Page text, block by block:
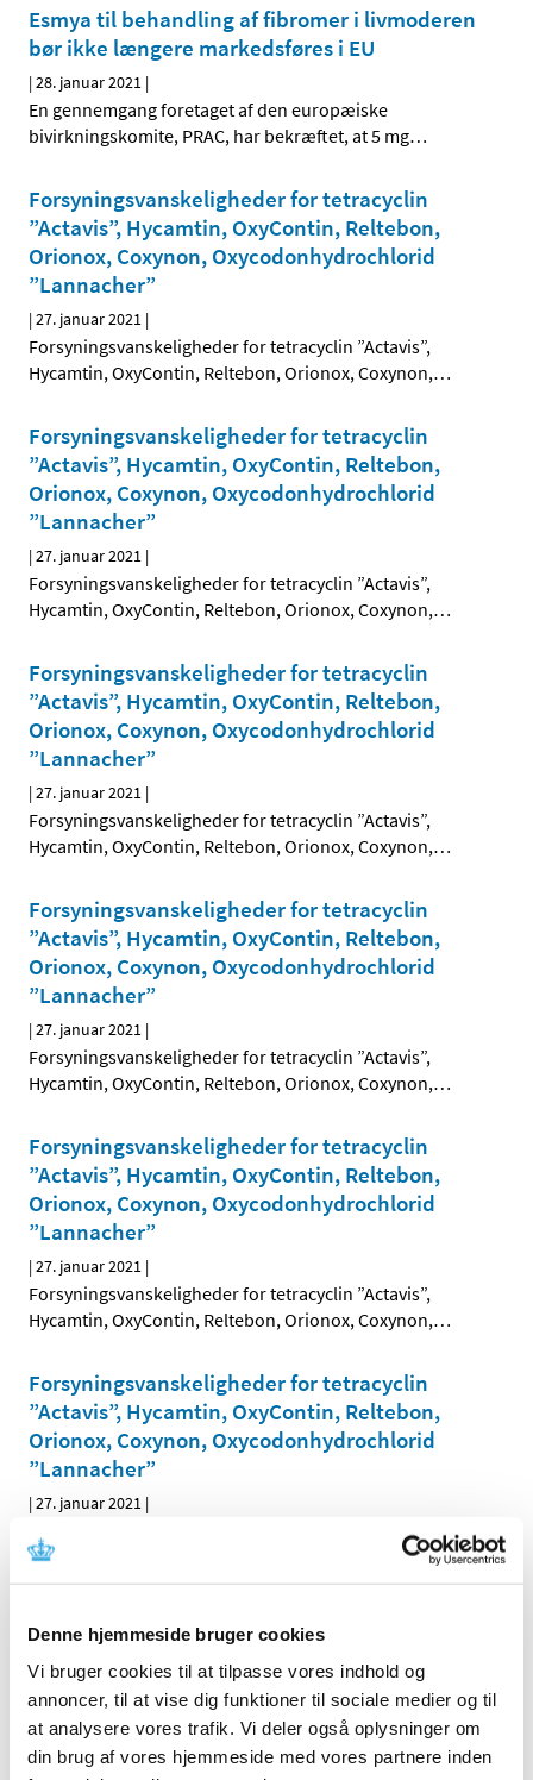
Denne hjemmeside bruger cookies
Vi bruger cookies til at tilpasse vores indhold og
annoncer, til at vise dig funktioner til sociale medier og til
at analysere vores trafik. Vi deler også oplysninger om
din brug af vores hjemmeside med vores partnere inden
Esmya til behandling af fibromer i livmoderen
bør ikke længere markedsføres i EU
|28. januar 2021 |
En gennemgang foretaget af den europæiske
bivirkningskomite, PRAC, har bekræftet, at 5 mg…
Forsyningsvanskeligheder for tetracyclin
”Actavis”, Hycamtin, OxyContin, Reltebon,
Orionox, Coxynon, Oxycodonhydrochlorid
”Lannacher”
|27. januar 2021 |
Forsyningsvanskeligheder for tetracyclin ”Actavis”,
Hycamtin, OxyContin, Reltebon, Orionox, Coxynon,…
Forsyningsvanskeligheder for tetracyclin
”Actavis”, Hycamtin, OxyContin, Reltebon,
Orionox, Coxynon, Oxycodonhydrochlorid
”Lannacher”
|27. januar 2021 |
Forsyningsvanskeligheder for tetracyclin ”Actavis”,
Hycamtin, OxyContin, Reltebon, Orionox, Coxynon,…
Forsyningsvanskeligheder for tetracyclin
”Actavis”, Hycamtin, OxyContin, Reltebon,
Orionox, Coxynon, Oxycodonhydrochlorid
”Lannacher”
|27. januar 2021 |
Forsyningsvanskeligheder for tetracyclin ”Actavis”,
Hycamtin, OxyContin, Reltebon, Orionox, Coxynon,…
Forsyningsvanskeligheder for tetracyclin
”Actavis”, Hycamtin, OxyContin, Reltebon,
Orionox, Coxynon, Oxycodonhydrochlorid
”Lannacher”
|27. januar 2021 |
Forsyningsvanskeligheder for tetracyclin ”Actavis”,
Hycamtin, OxyContin, Reltebon, Orionox, Coxynon,…
Forsyningsvanskeligheder for tetracyclin
”Actavis”, Hycamtin, OxyContin, Reltebon,
Orionox, Coxynon, Oxycodonhydrochlorid
”Lannacher”
|27. januar 2021 |
Forsyningsvanskeligheder for tetracyclin ”Actavis”,
Hycamtin, OxyContin, Reltebon, Orionox, Coxynon,…
Forsyningsvanskeligheder for tetracyclin
”Actavis”, Hycamtin, OxyContin, Reltebon,
Orionox, Coxynon, Oxycodonhydrochlorid
”Lannacher”
|27. januar 2021 |
Forsyningsvanskeligheder for tetracyclin ”Actavis”,
Hycamtin, OxyContin, Reltebon, Orionox, Coxynon,…
”Actavis”, Hycamtin, OxyContin, Reltebon,
Orionox, Coxynon, Oxycodonhydrochlorid
”Lannacher”
|27. januar 2021 |
Forsyningsvanskeligheder for tetracyclin ”Actavis”,